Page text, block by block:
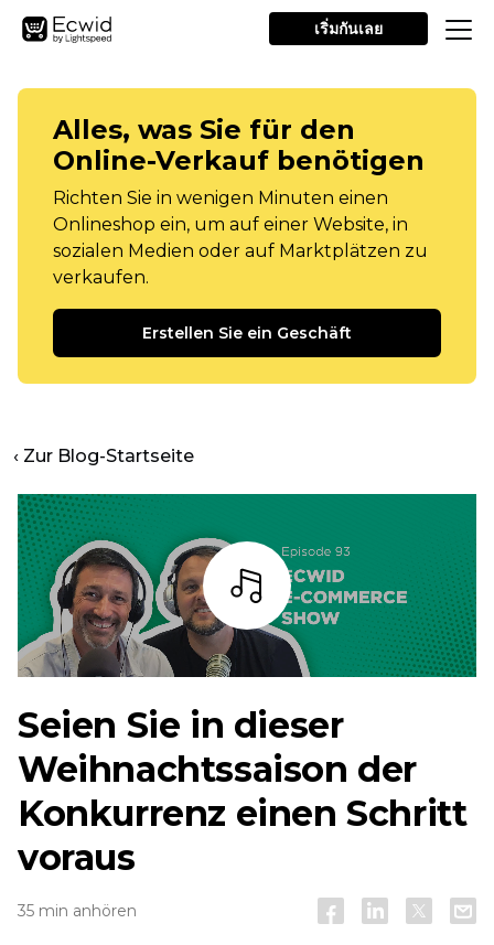
เริ่มกันเลย
Alles, was Sie für den
Online-Verkauf benötigen
Richten Sie in wenigen Minuten einen
Onlineshop ein, um auf einer Website, in
sozialen Medien oder auf Marktplätzen zu
verkaufen.
Erstellen Sie ein Geschäft
‹ Zur Blog-Startseite
Zuhören
Seien Sie in dieser
Weihnachtssaison der
Konkurrenz einen Schritt
voraus
35 min anhören